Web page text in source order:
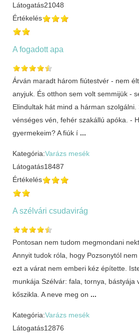
Látogatás21048
Értékelés
A fogadott apa
Árván maradt három fiútestvér - nem
anyjuk. És otthon sem volt semmijük -
Elindultak hát mind a hárman
vénséges vén, fehér szakállú apóka. -
gyermekeim? A fiúk í ...
Kategória:Varázs mesék
Látogatás18487
Értékelés
A szélvári csudavirág
Pontosan nem tudom megmondani
Annyit tudok róla, hogy Pozsonytól
ezt a várat nem emberi kéz építette.
munkája Szélvár: fala, tornya, bástyája
kőszikla. A neve meg on ...
Kategória:Varázs mesék
Látogatás12876